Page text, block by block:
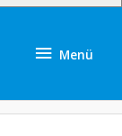
Menü